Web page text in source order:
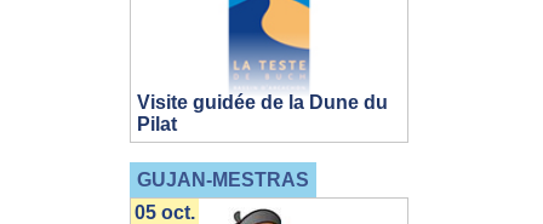
Visite guidée de la Dune du
Pilat
GUJAN-MESTRAS
05 oct.